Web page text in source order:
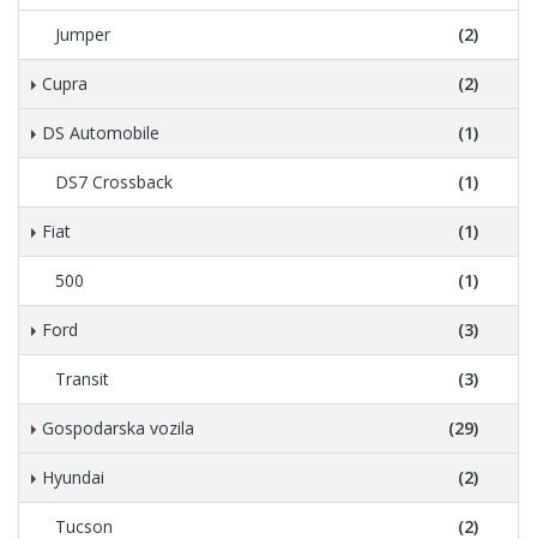
Jumper (2)
Cupra (2)
DS Automobile (1)
DS7 Crossback (1)
Fiat (1)
500 (1)
Ford (3)
Transit (3)
Gospodarska vozila (29)
Hyundai (2)
Tucson (2)